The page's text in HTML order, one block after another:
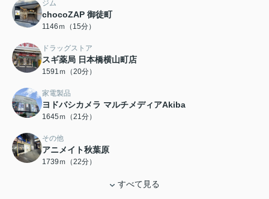
ジム
chocoZAP 御徒町
1146ｍ（15分）
ドラッグストア
スギ薬局 日本橋横山町店
1591ｍ（20分）
家電製品
ヨドバシカメラ マルチメディアAkiba
1645ｍ（21分）
その他
アニメイト秋葉原
1739ｍ（22分）
すべて見る